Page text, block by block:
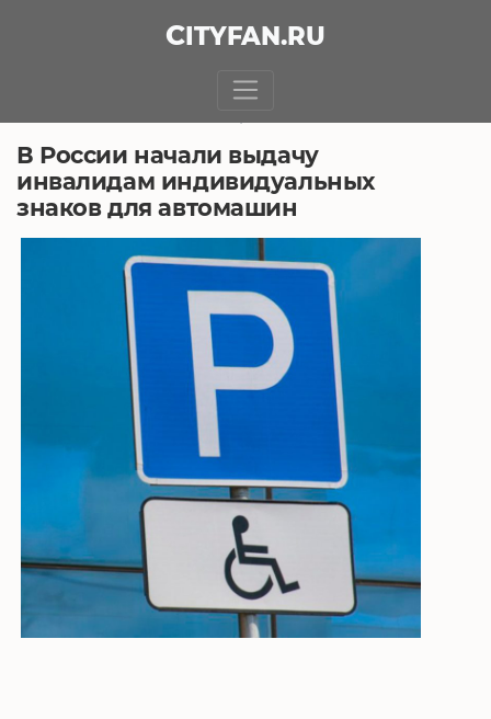
CITYFAN.RU
В России начали выдачу
инвалидам индивидуальных
знаков для автомашин